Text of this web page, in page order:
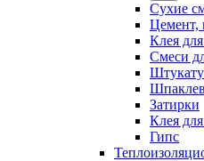
Сухие
Цемент,
Клея
Смеси
Затирки
Клея
Гипс